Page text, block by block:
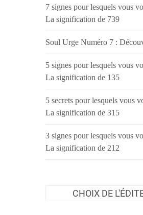
7 signes pour lesquels vous
La signification de 739
Soul Urge Numéro 7 :
5 signes pour lesquels vous
La signification de 135
5 secrets pour lesquels vous
La signification de 315
3 signes pour lesquels vous
La signification de 212
CHOIX DE